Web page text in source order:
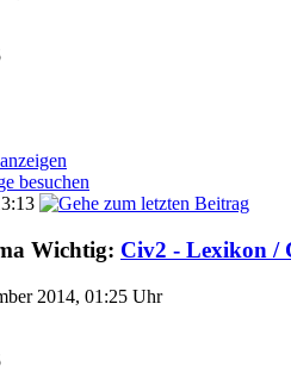
besuchen
Wichtig: Civ2 - Lexikon /
2014, 01:25 Uhr